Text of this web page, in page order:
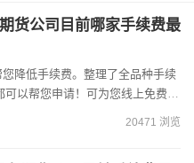
货公司目前哪家手续费最
以帮您申请！可为您线上免费开
电话或者添加好友，很乐意...
20471 浏览